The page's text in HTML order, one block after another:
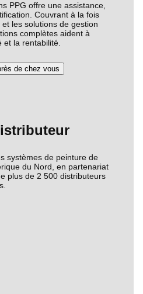
PPG offre une assistance,
Couvrant à la fois
les solutions de gestion
complètes aident à
et la rentabilité.
de chez vous
systèmes de peinture de
du Nord, en partenariat
plus de 2 500 distributeurs